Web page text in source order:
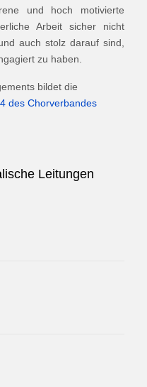
und hoch motivierte
Arbeit sicher nicht
auch stolz darauf sind,
zu haben.
bildet die
des Chorverbandes
Leitungen